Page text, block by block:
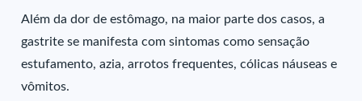
Além da dor de estômago, na maior parte dos casos, a
gastrite se manifesta com sintomas como sensação
estufamento, azia, arrotos frequentes, cólicas náuseas e
vômitos.